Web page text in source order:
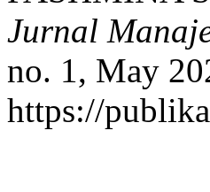
Jurnal
no. 1, May
https://